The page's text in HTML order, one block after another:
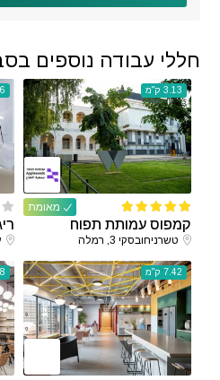
חללי עבודה נוספים
מאומת
3.13 ק"מ
קמפוס עמותת תפוח
טשרניחובסקי 3, רמלה
7.42 ק"מ